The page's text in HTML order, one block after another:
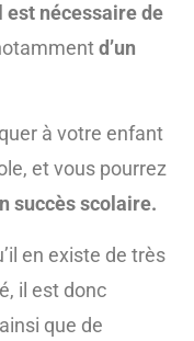
est nécessaire de
d’un
à votre enfant
et vous pourrez
succès scolaire.
en existe de très
il est donc
que de